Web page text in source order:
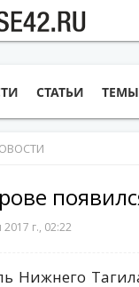
СТАТЬИ ТЕМЫ
г., 02:22
Нижнего